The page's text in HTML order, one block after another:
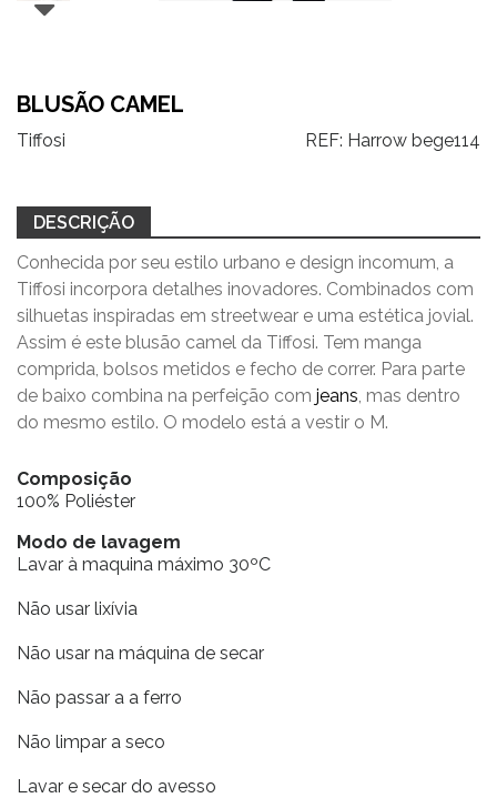
BLUSÃO CAMEL
Tiffosi REF: Harrow bege114
DESCRIÇÃO
Conhecida por seu estilo urbano e design incomum, a
Tiffosi incorpora detalhes inovadores. Combinados com
silhuetas inspiradas em streetwear e uma estética jovial.
Assim é este blusão camel da Tiffosi. Tem manga
comprida, bolsos metidos e fecho de correr. Para parte
de baixo combina na perfeição com jeans, mas dentro
do mesmo estilo. O modelo está a vestir o M.
Composição
100% Poliéster
Modo de lavagem
Lavar à maquina máximo 30ºC
Não usar lixívia
Não usar na máquina de secar
Não passar a a ferro
Não limpar a seco
Lavar e secar do avesso